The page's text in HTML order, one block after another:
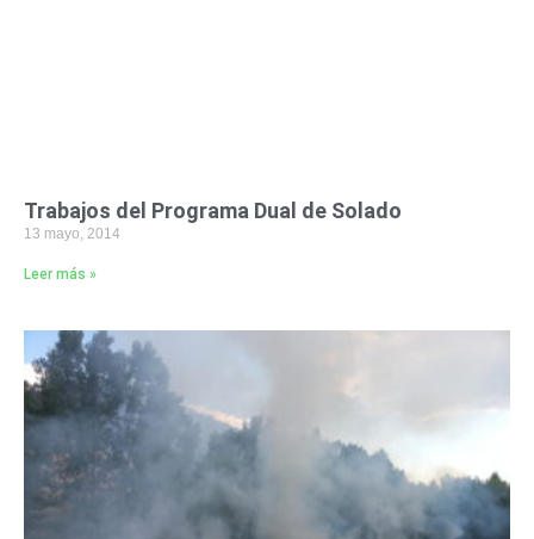
Trabajos del Programa Dual de Solado
13 mayo, 2014
Leer más »